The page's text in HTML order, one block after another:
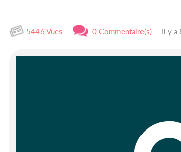
5446 Vues 0 Commentaire(s) Il y a